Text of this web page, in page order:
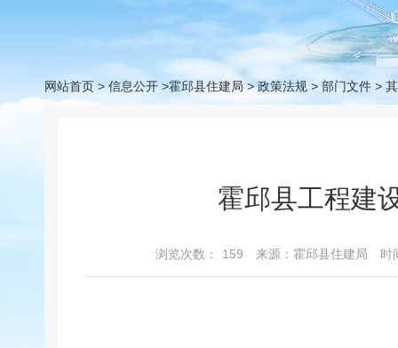
网站首页 > 信息公开 >霍邱县住建局> 政策法规 > 部门文件 >
霍邱县工程建
浏览次数： 159 来源：霍邱县住建局 时